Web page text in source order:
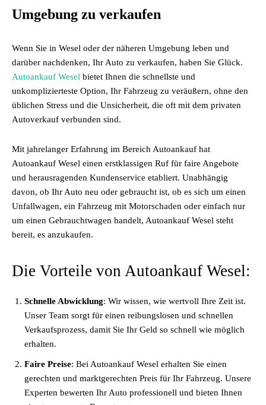
Umgebung zu verkaufen
Wenn Sie in Wesel oder der näheren Umgebung leben und
darüber nachdenken, Ihr Auto zu verkaufen, haben Sie Glück.
Autoankauf Wesel bietet Ihnen die schnellste und
unkomplizierteste Option, Ihr Fahrzeug zu veräußern, ohne den
üblichen Stress und die Unsicherheit, die oft mit dem privaten
Autoverkauf verbunden sind.
Mit jahrelanger Erfahrung im Bereich Autoankauf hat
Autoankauf Wesel einen erstklassigen Ruf für faire Angebote
und herausragenden Kundenservice etabliert. Unabhängig
davon, ob Ihr Auto neu oder gebraucht ist, ob es sich um einen
Unfallwagen, ein Fahrzeug mit Motorschaden oder einfach nur
um einen Gebrauchtwagen handelt, Autoankauf Wesel steht
bereit, es anzukaufen.
Die Vorteile von Autoankauf Wesel:
Schnelle Abwicklung: Wir wissen, wie wertvoll Ihre Zeit ist.
Unser Team sorgt für einen reibungslosen und schnellen
Verkaufsprozess, damit Sie Ihr Geld so schnell wie möglich
erhalten.
Faire Preise: Bei Autoankauf Wesel erhalten Sie einen
gerechten und marktgerechten Preis für Ihr Fahrzeug. Unsere
Experten bewerten Ihr Auto professionell und bieten Ihnen